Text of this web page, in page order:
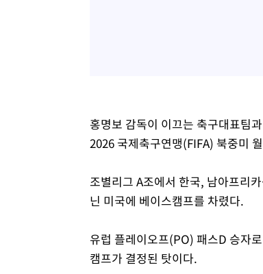
홍명보 감독이 이끄는 축구대표팀
2026 국제축구연맹(FIFA) 북중미
조별리그 A조에서 한국, 남아프리
닌 미국에 베이스캠프를 차렸다.
유럽 플레이오프(PO) 패스D 승자
캠프가 결정된 탓이다.